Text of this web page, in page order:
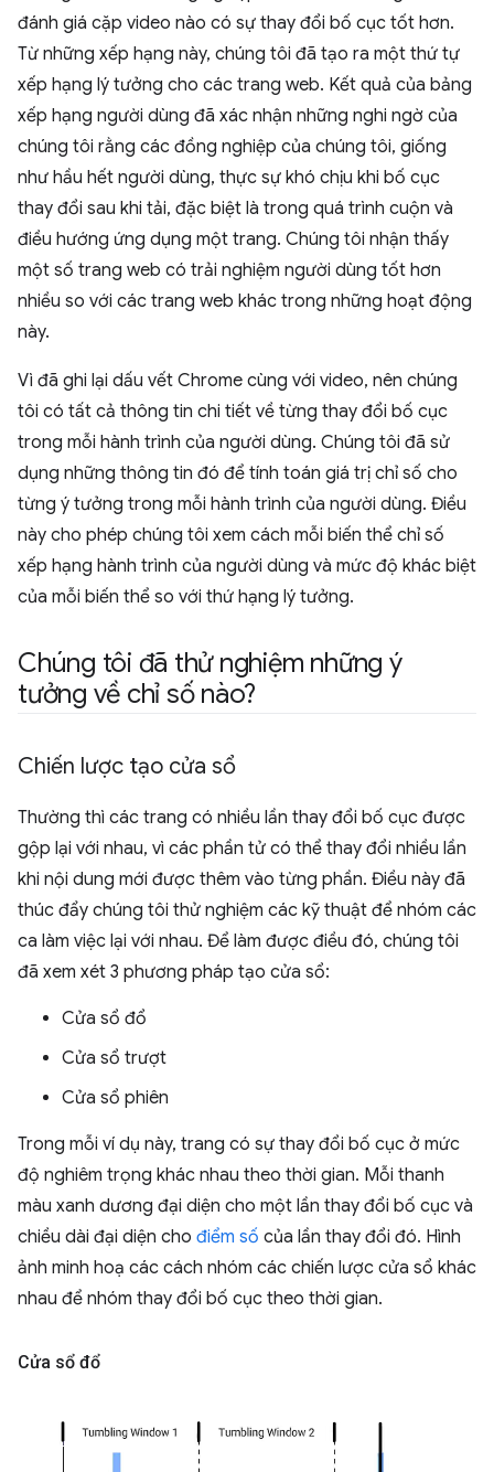
đánh giá cặp video nào có sự thay đổi bố cục tốt hơn.
Từ những xếp hạng này, chúng tôi đã tạo ra một thứ tự
xếp hạng lý tưởng cho các trang web. Kết quả của bảng
xếp hạng người dùng đã xác nhận những nghi ngờ của
chúng tôi rằng các đồng nghiệp của chúng tôi, giống
như hầu hết người dùng, thực sự khó chịu khi bố cục
thay đổi sau khi tải, đặc biệt là trong quá trình cuộn và
điều hướng ứng dụng một trang. Chúng tôi nhận thấy
một số trang web có trải nghiệm người dùng tốt hơn
nhiều so với các trang web khác trong những hoạt động
này.
Vì đã ghi lại dấu vết Chrome cùng với video, nên chúng
tôi có tất cả thông tin chi tiết về từng thay đổi bố cục
trong mỗi hành trình của người dùng. Chúng tôi đã sử
dụng những thông tin đó để tính toán giá trị chỉ số cho
từng ý tưởng trong mỗi hành trình của người dùng. Điều
này cho phép chúng tôi xem cách mỗi biến thể chỉ số
xếp hạng hành trình của người dùng và mức độ khác biệt
của mỗi biến thể so với thứ hạng lý tưởng.
Chúng tôi đã thử nghiệm những ý
tưởng về chỉ số nào?
Chiến lược tạo cửa sổ
Thường thì các trang có nhiều lần thay đổi bố cục được
gộp lại với nhau, vì các phần tử có thể thay đổi nhiều lần
khi nội dung mới được thêm vào từng phần. Điều này đã
thúc đẩy chúng tôi thử nghiệm các kỹ thuật để nhóm các
ca làm việc lại với nhau. Để làm được điều đó, chúng tôi
đã xem xét 3 phương pháp tạo cửa sổ:
Cửa sổ đổ
Cửa sổ trượt
Cửa sổ phiên
Trong mỗi ví dụ này, trang có sự thay đổi bố cục ở mức
độ nghiêm trọng khác nhau theo thời gian. Mỗi thanh
màu xanh dương đại diện cho một lần thay đổi bố cục và
chiều dài đại diện cho điểm số của lần thay đổi đó. Hình
ảnh minh hoạ các cách nhóm các chiến lược cửa sổ khác
nhau để nhóm thay đổi bố cục theo thời gian.
Cửa sổ đổ